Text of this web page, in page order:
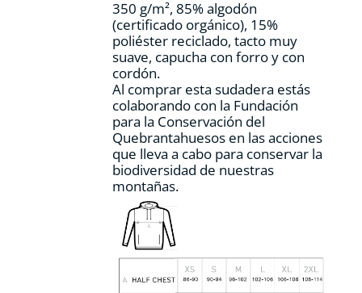
página
de
producto
350 g/m², 85% algodón
(certificado orgánico), 15%
poliéster reciclado, tacto muy
suave, capucha con forro y con
cordón.
Al comprar esta sudadera estás
colaborando con la Fundación
para la Conservación del
Quebrantahuesos en las acciones
que lleva a cabo para conservar la
biodiversidad de nuestras
montañas.